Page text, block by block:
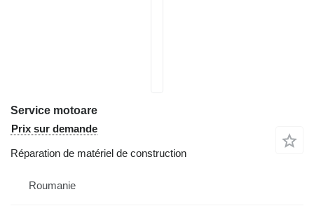
Service motoare
Prix sur demande
Réparation de matériel de construction
Roumanie